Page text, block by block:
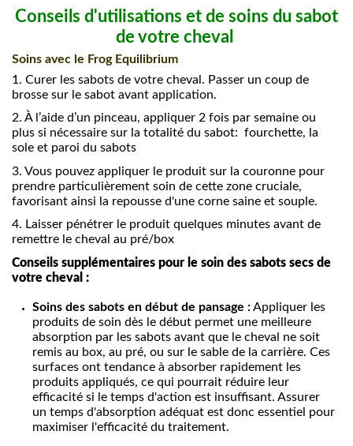
Conseils d'utilisations et de soins du sabot
de votre cheval
Soins avec le Frog Equilibrium
1. Curer les sabots de votre cheval. Passer un coup de
brosse sur le sabot avant application.
2. À l’aide d’un pinceau, appliquer 2 fois par semaine ou
plus si nécessaire sur la totalité du sabot: fourchette, la
sole et paroi du sabots
3. Vous pouvez appliquer le produit sur la couronne pour
prendre particulièrement soin de cette zone cruciale,
favorisant ainsi la repousse d'une corne saine et souple.
4. Laisser pénétrer le produit quelques minutes avant de
remettre le cheval au pré/box
Conseils supplémentaires pour le soin des sabots secs de
votre cheval :
Soins des sabots en début de pansage :Appliquer les
produits de soin dès le début permet une meilleure
absorption par les sabots avant que le cheval ne soit
remis au box, au pré, ou sur le sable de la carrière. Ces
surfaces ont tendance à absorber rapidement les
produits appliqués, ce qui pourrait réduire leur
efficacité si le temps d'action est insuffisant. Assurer
un temps d'absorption adéquat est donc essentiel pour
maximiser l'efficacité du traitement.